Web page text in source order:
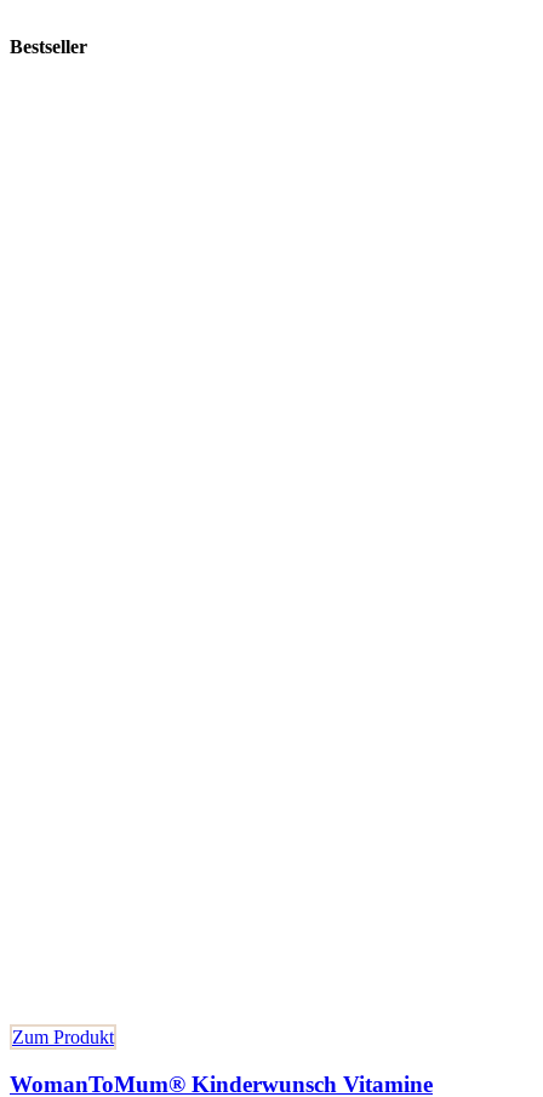
Bestseller
Zum Produkt
WomanToMum® Kinderwunsch Vitamine